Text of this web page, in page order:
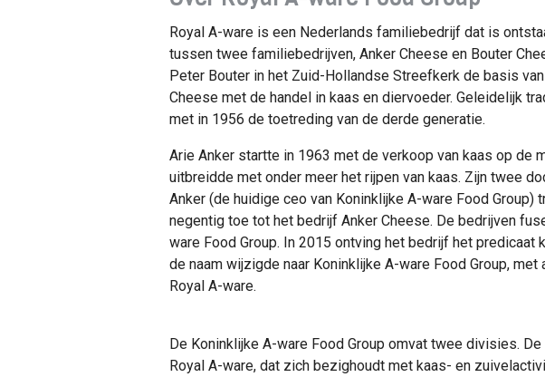
Royal A-ware is een Nederlands familiebedrijf dat is
tussen twee familiebedrijven, Anker Cheese en Bouter
Peter Bouter in het Zuid-Hollandse Streefkerk de basis
Cheese met de handel in kaas en diervoeder. Geleidelijk
met in 1956 de toetreding van de derde generatie.
Arie Anker startte in 1963 met de verkoop van kaas op de
uitbreidde met onder meer het rijpen van kaas. Zijn twee
Anker (de huidige ceo van Koninklijke A-ware Food Group)
negentig toe tot het bedrijf Anker Cheese. De bedrijven
ware Food Group. In 2015 ontving het bedrijf het predicaat
de naam wijzigde naar Koninklijke A-ware Food Group, met
Royal A-ware.
De Koninklijke A-ware Food Group omvat twee divisies.
Royal A-ware, dat zich bezighoudt met kaas- en